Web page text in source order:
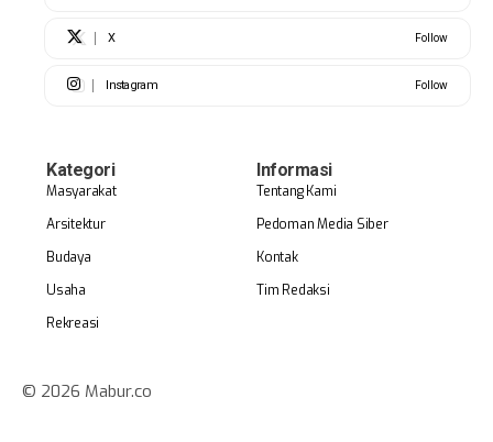
X Follow
Instagram Follow
Kategori
Masyarakat
Arsitektur
Budaya
Usaha
Rekreasi
Informasi
Tentang Kami
Pedoman Media Siber
Kontak
Tim Redaksi
© 2026 Mabur.co